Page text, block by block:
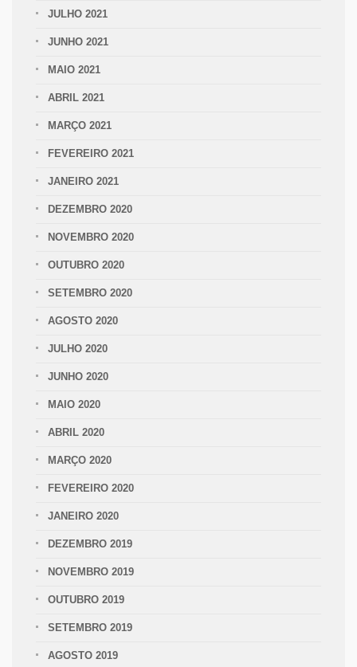
JULHO 2021
JUNHO 2021
MAIO 2021
ABRIL 2021
MARÇO 2021
FEVEREIRO 2021
JANEIRO 2021
DEZEMBRO 2020
NOVEMBRO 2020
OUTUBRO 2020
SETEMBRO 2020
AGOSTO 2020
JULHO 2020
JUNHO 2020
MAIO 2020
ABRIL 2020
MARÇO 2020
FEVEREIRO 2020
JANEIRO 2020
DEZEMBRO 2019
NOVEMBRO 2019
OUTUBRO 2019
SETEMBRO 2019
AGOSTO 2019